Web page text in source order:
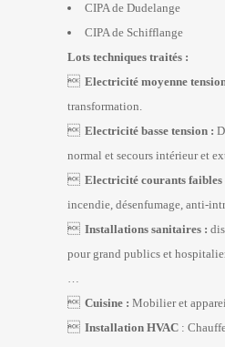
CIPA de Dudelange
CIPA de Schifflange
Lots techniques traités :
 Electricité moyenne
transformation.
 Electricité basse tension :
normal et secours intérieur et
 Electricité courants faibles
incendie, désenfumage, anti-
 Installations sanitaires :
pour grand publics et
…
 Cuisine : Mobilier et
 Installation HVAC :